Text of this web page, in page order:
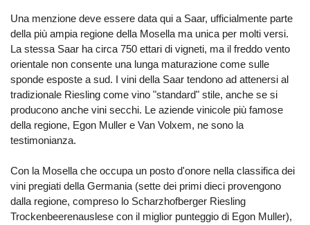
Una menzione deve essere data qui a Saar, ufficialmente parte
della più ampia regione della Mosella ma unica per molti versi.
La stessa Saar ha circa 750 ettari di vigneti, ma il freddo vento
orientale non consente una lunga maturazione come sulle
sponde esposte a sud. I vini della Saar tendono ad attenersi al
tradizionale Riesling come vino "standard" stile, anche se si
producono anche vini secchi. Le aziende vinicole più famose
della regione, Egon Muller e Van Volxem, ne sono la
testimonianza.
Con la Mosella che occupa un posto d'onore nella classifica dei
vini pregiati della Germania (sette dei primi dieci provengono
dalla regione, compreso lo Scharzhofberger Riesling
Trockenbeerenauslese con il miglior punteggio di Egon Muller),